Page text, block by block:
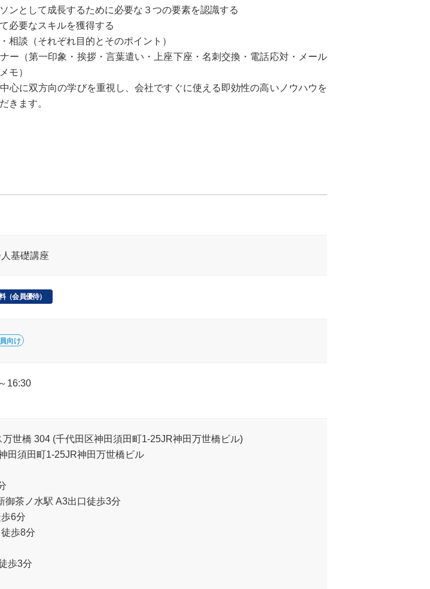
ンとして成長するために必要な３つの要素を認識する
必要なスキルを獲得する
談（それぞれ目的とそのポイント）
（第一印象・挨拶・言葉遣い・上座下座・名刺交換・電話応対・メール
モ）
心に双方向の学びを重視し、会社ですぐに使える即効性の高いノウハウを
きます。
基礎講座
（会員優待）
向け
16:30
世橋 304 (千代田区神田須田町1-25JR神田万世橋ビル)
田須田町1-25JR神田万世橋ビル
御茶ノ水駅 A3出口徒歩3分
6分
歩8分
歩3分